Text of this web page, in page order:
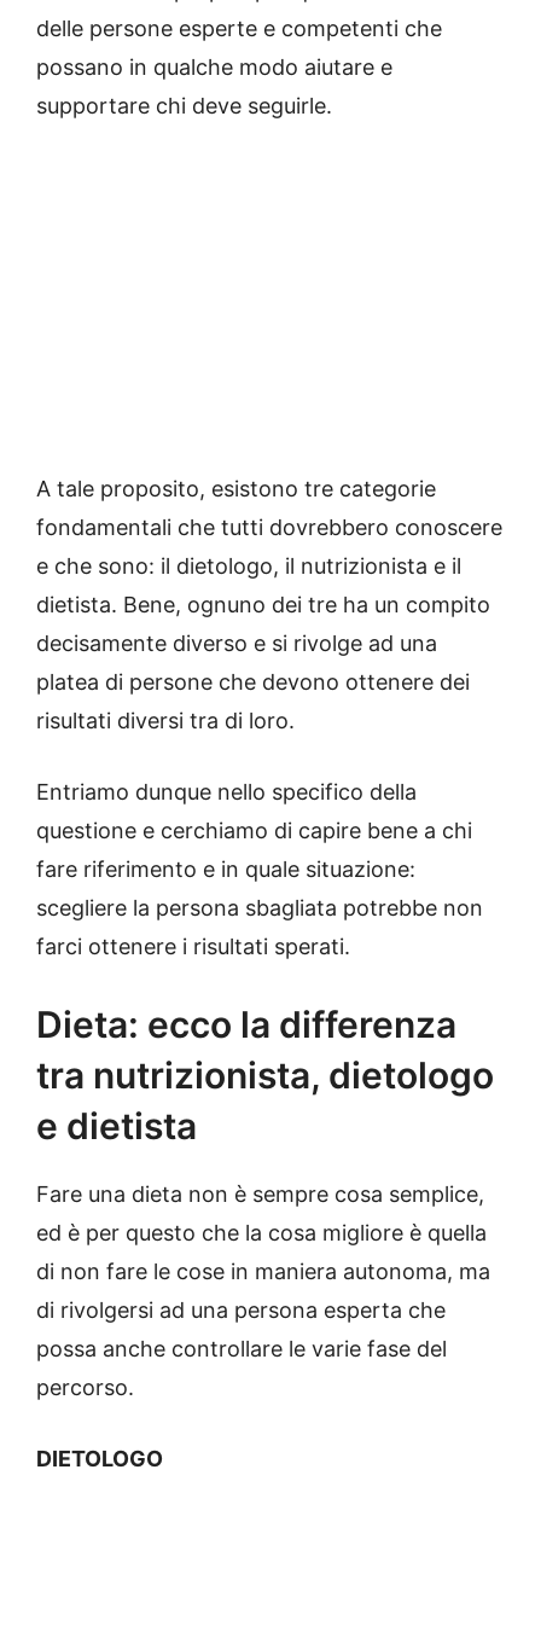
delle persone esperte e competenti che
possano in qualche modo aiutare e
supportare chi deve seguirle.
A tale proposito, esistono tre categorie
fondamentali che tutti dovrebbero conoscere
e che sono: il dietologo, il nutrizionista e il
dietista. Bene, ognuno dei tre ha un compito
decisamente diverso e si rivolge ad una
platea di persone che devono ottenere dei
risultati diversi tra di loro.
Entriamo dunque nello specifico della
questione e cerchiamo di capire bene a chi
fare riferimento e in quale situazione:
scegliere la persona sbagliata potrebbe non
farci ottenere i risultati sperati.
Dieta: ecco la differenza
tra nutrizionista, dietologo
e dietista
Fare una dieta non è sempre cosa semplice,
ed è per questo che la cosa migliore è quella
di non fare le cose in maniera autonoma, ma
di rivolgersi ad una persona esperta che
possa anche controllare le varie fase del
percorso.
DIETOLOGO